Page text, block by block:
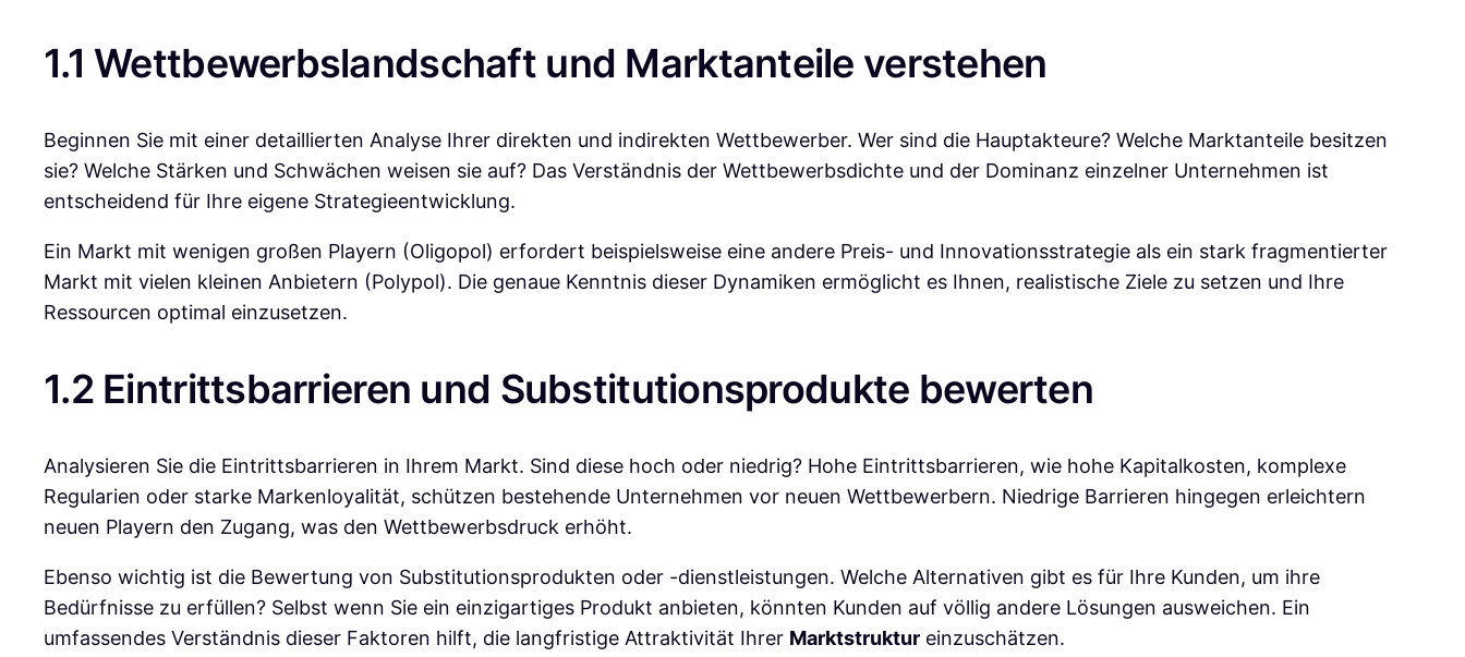
1.1 Wettbewerbslandschaft und Marktanteile verstehen
Beginnen Sie mit einer detaillierten Analyse Ihrer direkten und indirekten Wettbewerber. Wer sind die Hauptakteure? Welche Marktanteile besitzen
sie? Welche Stärken und Schwächen weisen sie auf? Das Verständnis der Wettbewerbsdichte und der Dominanz einzelner Unternehmen ist
entscheidend für Ihre eigene Strategieentwicklung.
Ein Markt mit wenigen großen Playern (Oligopol) erfordert beispielsweise eine andere Preis- und Innovationsstrategie als ein stark fragmentierter
Markt mit vielen kleinen Anbietern (Polypol). Die genaue Kenntnis dieser Dynamiken ermöglicht es Ihnen, realistische Ziele zu setzen und Ihre
Ressourcen optimal einzusetzen.
1.2 Eintrittsbarrieren und Substitutionsprodukte bewerten
Analysieren Sie die Eintrittsbarrieren in Ihrem Markt. Sind diese hoch oder niedrig? Hohe Eintrittsbarrieren, wie hohe Kapitalkosten, komplexe
Regularien oder starke Markenloyalität, schützen bestehende Unternehmen vor neuen Wettbewerbern. Niedrige Barrieren hingegen erleichtern
neuen Playern den Zugang, was den Wettbewerbsdruck erhöht.
Ebenso wichtig ist die Bewertung von Substitutionsprodukten oder -dienstleistungen. Welche Alternativen gibt es für Ihre Kunden, um ihre
Bedürfnisse zu erfüllen? Selbst wenn Sie ein einzigartiges Produkt anbieten, könnten Kunden auf völlig andere Lösungen ausweichen. Ein
umfassendes Verständnis dieser Faktoren hilft, die langfristige Attraktivität Ihrer Marktstruktur einzuschätzen.